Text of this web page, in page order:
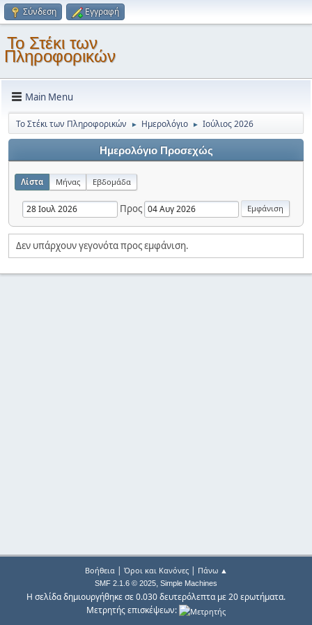
Σύνδεση Εγγραφή
Το Στέκι των
Πληροφορικών
Main Menu
Το Στέκι των Πληροφορικών ► Ημερολόγιο ► Ιούλιος 2026
Ημερολόγιο Προσεχώς
Λίστα Μήνας Εβδομάδα
Προς
Δεν υπάρχουν γεγονότα προς εμφάνιση.
Βοήθεια| Όροι και Κανόνες| Πάνω ▲
SMF 2.1.6 © 2025, Simple Machines
Η σελίδα δημιουργήθηκε σε 0.030 δευτερόλεπτα με 20 ερωτήματα.
Μετρητής επισκέψεων: